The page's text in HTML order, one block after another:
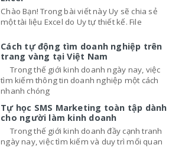
Chào Bạn! Trong bài viết này Uy sẽ chia sẻ
một tài liệu Excel do Uy tự thiết kế. File
Cách tự động tìm doanh nghiệp trên
trang vàng tại Việt Nam
Trong thế giới kinh doanh ngày nay, việc
tìm kiếm thông tin doanh nghiệp một cách
nhanh chóng
Tự học SMS Marketing toàn tập dành
cho người làm kinh doanh
Trong thế giới kinh doanh đầy cạnh tranh
ngày nay, việc tìm kiếm và duy trì mối quan